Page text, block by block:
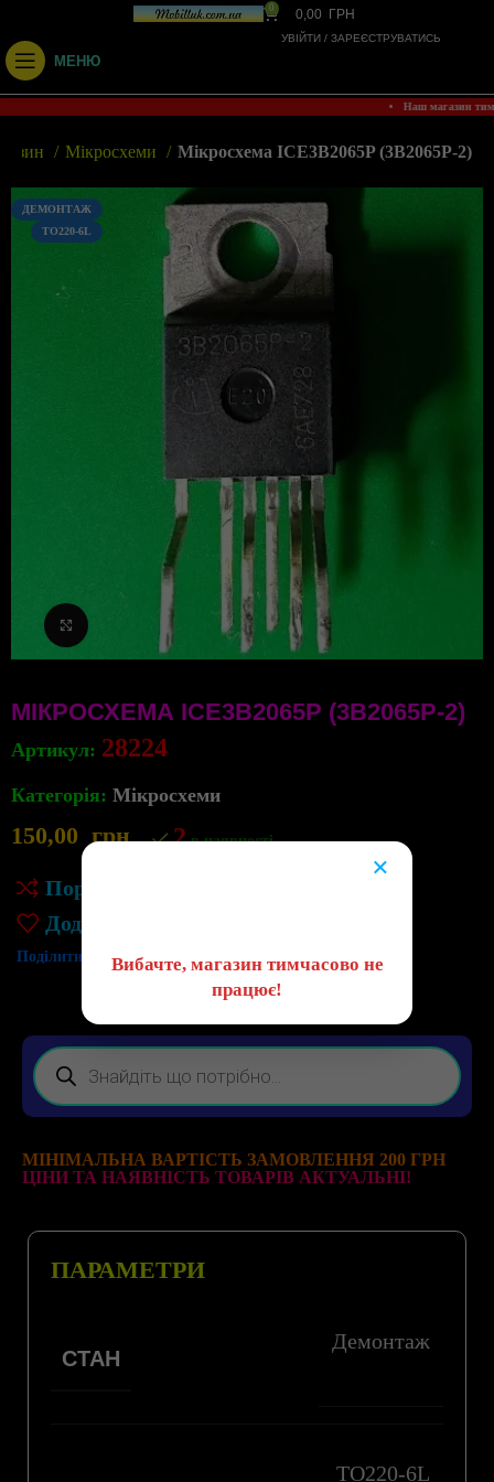
0 0,00 ГРН
УВІЙТИ / ЗАРЕЄСТРУВАТИСЬ
МЕНЮ
• Наш магазин
Мікросхеми Мікросхема ICE3B2065P (3B2065P-2)
ДЕМОНТАЖ
TO220-6L
Клацніть, щоб збільшити
МІКРОСХЕМА ICE3B2065P (3B2065P-2)
Артикул: 28224
Категорія: Мікросхеми
150,00 грн 2в наявності
Порівняння
Додати до списку бажань
Поділитись:
МІНІМАЛЬНА ВАРТІСТЬ ЗАМОВЛЕННЯ 200 ГРН
ЦІНИ ТА НАЯВНІСТЬ ТОВАРІВ АКТУАЛЬНІ!
ПАРАМЕТРИ
СТАН
Демонтаж
TO220-6L
×
Вибачте, магазин тимчасово не
працює!